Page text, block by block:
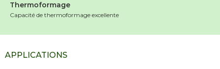
Thermoformage
Capacité de thermoformage excellente
APPLICATIONS